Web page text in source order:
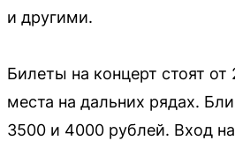
и другими.
Билеты на концерт стоят от
места на дальних рядах.
3500 и 4000 рублей. Вход